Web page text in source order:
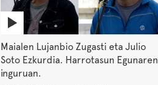
Maialen Lujanbio Zugasti eta Julio
Soto Ezkurdia. Harrotasun Egunaren
inguruan.